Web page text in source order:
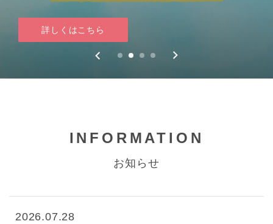
詳しくはこちら
詳しくはこちら
詳しくはこちら
詳しくはこちら
INFORMATION
お知らせ
2026.07.28